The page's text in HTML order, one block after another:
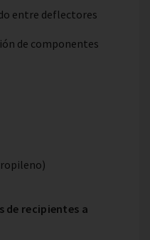
entre deflectores
de componentes
de recipientes a